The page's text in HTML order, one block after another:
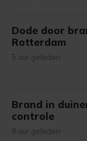
Dode door
Rotterdam
5 uur geleden
Brand in
controle
8 uur geleden